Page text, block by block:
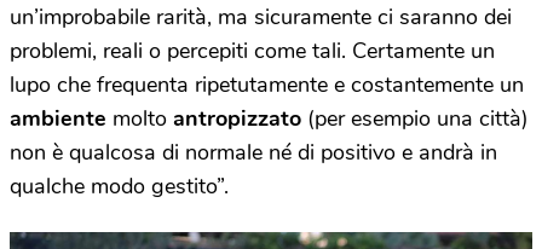
un’improbabile rarità, ma sicuramente ci saranno dei
problemi, reali o percepiti come tali. Certamente un
lupo che frequenta ripetutamente e costantemente un
ambiente molto antropizzato (per esempio una città)
non è qualcosa di normale né di positivo e andrà in
qualche modo gestito”.